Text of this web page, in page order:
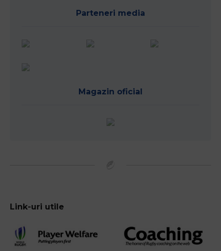
Parteneri media
Magazin oficial
Link-uri utile